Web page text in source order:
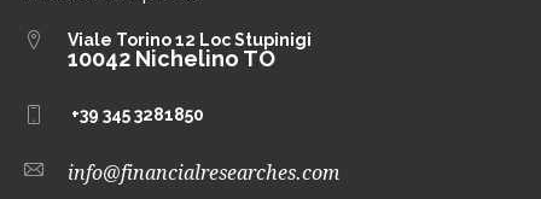
Viale Torino 12 Loc Stupinigi
10042 Nichelino TO
+39 345 3281850
info@financialresearches.com